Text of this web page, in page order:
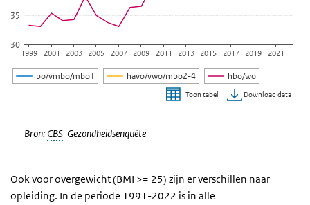
po/vmbo/mbo1 havo/vwo/mbo2-4 hbo/wo
30
35
1999 2001 2003 2005 2007 2009 2011 2013 2015 2017 2019 2021
Toon tabel Download data
Bron: CBS-Gezondheidsenquête
Ook voor overgewicht (BMI >= 25) zijn er verschillen naar
opleiding. In de periode 1991-2022 is in alle